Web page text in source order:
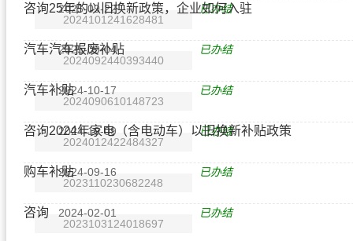
2025-09-22 已办结
咨询25年的以旧换新政策，企业如何入驻
2025-09-04 已办结
2024101241628481
汽车汽车报废补贴
2024-10-17 已办结
2024092440393440
汽车补贴
2024-10-09 已办结
2024090610148723
咨询2024年家电（含电动车）以旧换新补贴政策
2024-09-16 已办结
2024012422484327
购车补贴
2024-02-01 已办结
2023110230682248
咨询
2023103124018697